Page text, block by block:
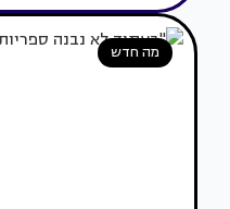
מה חדש